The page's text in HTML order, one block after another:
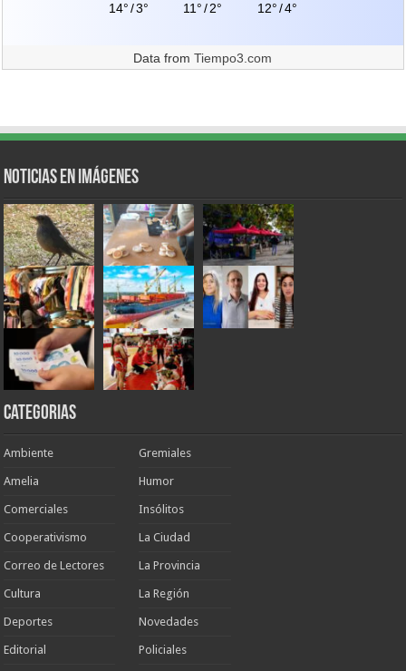
14°/3° 11° /2° 12°/4°
Data fromTiempo3.com
Noticias en Imágenes
Categorias
Ambiente
Amelia
Comerciales
Cooperativismo
Correo de Lectores
Cultura
Deportes
Editorial
Gremiales
Humor
Insólitos
La Ciudad
La Provincia
La Región
Novedades
Policiales